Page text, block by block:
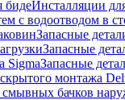
бидеИнсталляции
с водоотводом в
Запасные
Запасные
SigmaЗапасные
монтажа
бачков